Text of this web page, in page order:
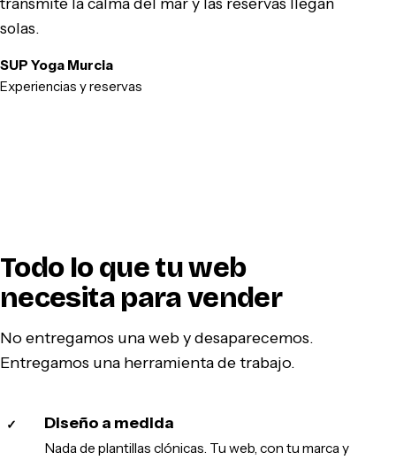
solas.
SUP Yoga Murcia
Experiencias y reservas
Todo lo que tu web
necesita para vender
No entregamos una web y desaparecemos.
Entregamos una herramienta de trabajo.
✓ Diseño a medida
Nada de plantillas clónicas. Tu web, con tu marca y